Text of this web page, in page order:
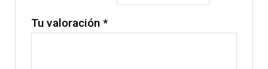
Tu valoración*